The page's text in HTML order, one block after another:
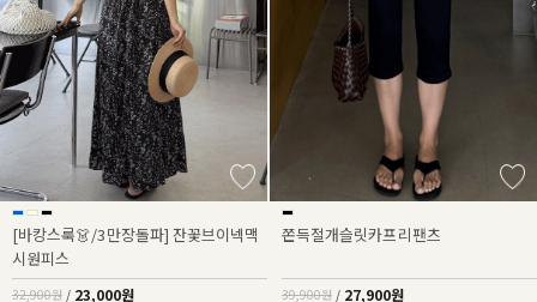
[바캉스룩👗/3만장돌파] 잔꽃브이넥맥
시원피스
32,900원 / 23,000원
쫀득절개슬릿카프리팬츠
39,900원 / 27,900원